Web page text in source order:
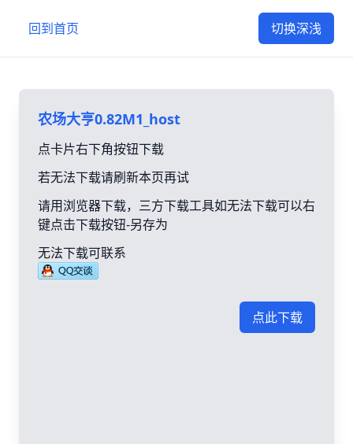
回到首页 切换深浅
农场大亨0.82M1_host
点卡片右下角按钮下载
若无法下载请刷新本页再试
请用浏览器下载，三方下载工具如无法下载可以右
键点击下载按钮-另存为
无法下载可联系
点此下载